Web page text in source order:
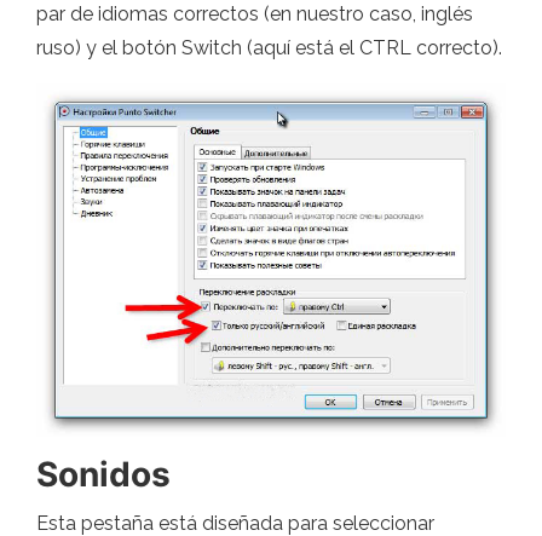
par de idiomas correctos (en nuestro caso, inglés
ruso) y el botón Switch (aquí está el CTRL correcto).
Sonidos
Esta pestaña está diseñada para seleccionar